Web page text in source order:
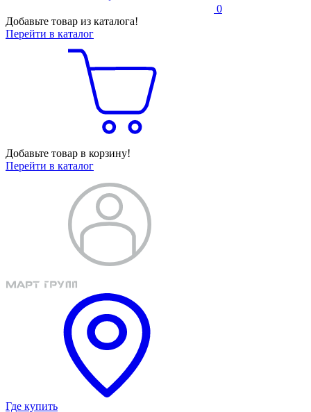
0
Добавьте товар из каталога!
Перейти в каталог
Добавьте товар в корзину!
Перейти в каталог
Где купить